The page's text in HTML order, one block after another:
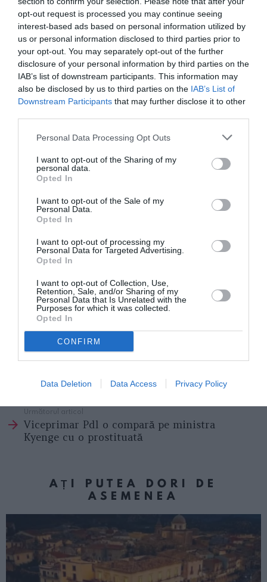
opt-out request is processed you may continue seeing
interest-based ads based on personal information utilized by
us or personal information disclosed to third parties prior to
your opt-out. You may separately opt-out of the further
disclosure of your personal information by third parties on the
IAB’s list of downstream participants. This information may
also be disclosed by us to third parties on the IAB’s List of
Downstream Participants that may further disclose it to other
Personal Data Processing Opt Outs
I want to opt-out of the Sharing of my
personal data.
Opted In
I want to opt-out of the Sale of my
Personal Data.
Opted In
I want to opt-out of processing my
Personal Data for Targeted Advertising.
Opted In
I want to opt-out of Collection, Use,
Retention, Sale, and/or Sharing of my
Personal Data that Is Unrelated with the
Purposes for which it was collected.
Opted In
CONFIRM
Data Deletion Data Access Privacy Policy
Expozția care va rămâne deschisă până pe data de
20 octombrie 2013 dispune și de un catalog apărut la
editura Rediviva, în cadrul colecției Arta e Vita care
prezintă în imagini și fotografii însoțite de texte, ale
lucrarilor artistei Daniela Nenciulescu.
Informatii: Castello Visconteo, Viale XI Febbraio,
www.museicivici.pavia.it tel. 0382.33853 2014
Galleria Spaziotemporaneo. Via Solferino, 56
20121 – Milano
www.galleriaspaziotemporaneo.it tel. e fax 02.
6598056
Settore Cultura,
Comune di Pavia. tel. 0382.399424 338.1071862.
E-mail:chiara.argenteri@comune.pv.it
REDIVIVA EDIZIONI – Colectia “Arte e Vita”;
www.redivivaedizioni.com
Oana Roman, în vârstă de 37 de ani, este
însărcinată. Tatăl copilului are 27 de ani
Următorul articol
Viceprimar Pdl o compară pe ministra
Kyenge cu o prostituată
AȚI PUTEA DORI DE
ASEMENEA